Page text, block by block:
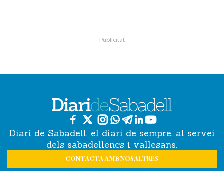
Diari de Sabadell, el diari de sempre, al servei
dels sabadellencs i vallesans.
CONTACTA AMB NOSALTRES